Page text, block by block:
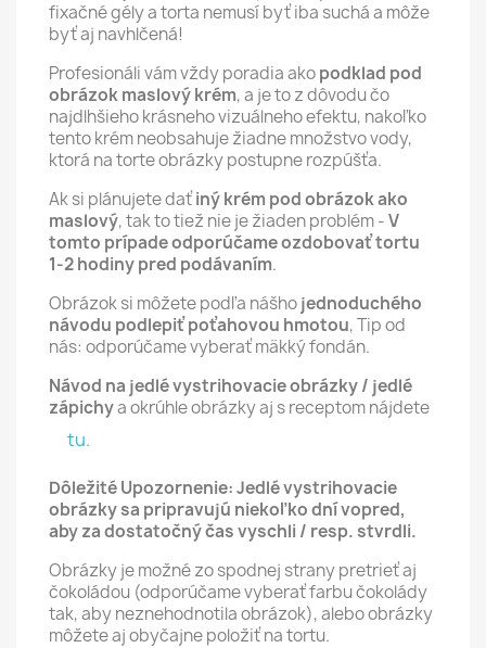
fixačné gély a torta nemusí byť iba suchá a môže
byť aj navhlčená!
Profesionáli vám vždy poradia akopodklad pod
obrázok maslový krém, a je to z dôvodu čo
najdlhšieho krásneho vizuálneho efektu, nakoľko
tento krém neobsahuje žiadne množstvo vody,
ktorá na torte obrázky postupne rozpúšťa.
Ak si plánujete daťiný krém pod obrázok ako
maslový, tak to tiež nie je žiaden problém -V
tomto prípade odporúčame ozdobovať tortu
1-2 hodiny pred podávaním.
Obrázok si môžete podľa nášhojednoduchého
návodu podlepiť poťahovou hmotou, Tip od
nás: odporúčame vyberať mäkký fondán.
Návod na jedlé vystrihovacie obrázky / jedlé
zápichya okrúhle obrázky aj s receptom nájdete
tu.
Dôležité Upozornenie: Jedlé vystrihovacie
obrázky sa pripravujú niekoľko dní vopred,
aby za dostatočný čas vyschli / resp. stvrdli.
Obrázky je možné zo spodnej strany pretrieť aj
čokoládou (odporúčame vyberať farbu čokolády
tak, aby neznehodnotila obrázok), alebo obrázky
môžete aj obyčajne položiť na tortu.